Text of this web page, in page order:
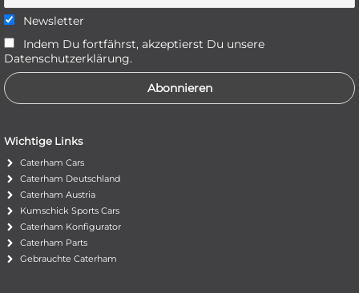
Newsletter
Indem Du fortfährst, akzeptierst Du unsere
Datenschutzerklärung.
Wichtige Links
Caterham Cars
Caterham Deutschland
Caterham Austria
Kumschick Sports Cars
Caterham Konfigurator
Caterham Parts
Gebrauchte Caterham